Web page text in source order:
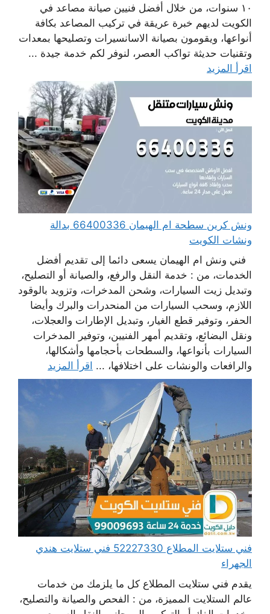
١٠ سنوات، من خلال أفضل فنيين صيانة مصاعد في
الكويت لديهم خبرة عريقة في تركيب المصاعد بكافة
أنواعها، ويقومون بصيانة الاسانسيرات وتصليحها بمعدات
وتقنيات حديثة تواكب العصر، لنوفر لكم خدمة جيدة ...
اقرأ المزيد
ونش كرين سطحة ام الهيمان 66400336 بدالة
ونشات الكويت
فني ونش ام الهيمان يسعى دائما إلى تقديم أفضل
الخدمات، من : خدمة النقل والرفع، والصيانة أو التصليح،
وتبديل زيت السيارات، وشحن المدخرات، وتزويد بالوقود
اللازم، وسحب السيارات من المنحدرات والبرك وأيضا
الحفر، وتوفير قطع الغيار، وتبديل الإطارات والعجلات،
ونقل البضائع، وتقديم أمهر الفنيين، وتوفير المدخرات
السيارات بأنواعها، والسطحات بأحجامها وأشكالها،
والرافعات والونشات على اختلافها، ... اقرأ المزيد
فني ستلايت المطلاع 52227330 فني ستلايت هندي
الجهراء
يقدم فني ستلايت المطلاع كل ما يلزمك من خدمات
عالم الستلايت المميزة، من : الفحص والصيانة والتصليح،